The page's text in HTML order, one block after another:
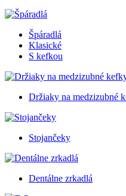
Špáradlá
Klasické
S kefkou
Držiaky na medzizubné
Stojančeky
Dentálne zrkadlá